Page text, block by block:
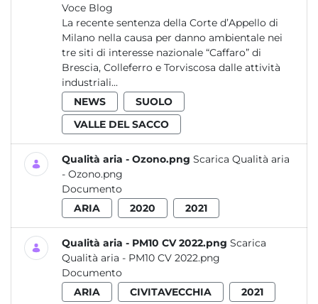
Voce Blog
La recente sentenza della Corte d’Appello di
Milano nella causa per danno ambientale nei
tre siti di interesse nazionale “Caffaro” di
Brescia, Colleferro e Torviscosa dalle attività
industriali...
NEWS
SUOLO
VALLE DEL SACCO
Qualità aria - Ozono.png Scarica Qualità aria
- Ozono.png
Documento
ARIA
2020 2021
Qualità aria - PM10 CV 2022.png Scarica
Qualità aria - PM10 CV 2022.png
Documento
ARIA
CIVITAVECCHIA 2021